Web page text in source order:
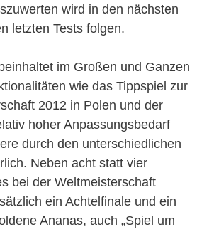
wird in den nächsten
letzten Tests folgen.
im Großen und Ganzen
wie das Tippspiel zur
2012 in Polen und der
hoher Anpassungsbedarf
durch den unterschiedlichen
Neben acht statt vier
bei der Weltmeisterschaft
ein Achtelfinale und ein
Ananas, auch „Spiel um